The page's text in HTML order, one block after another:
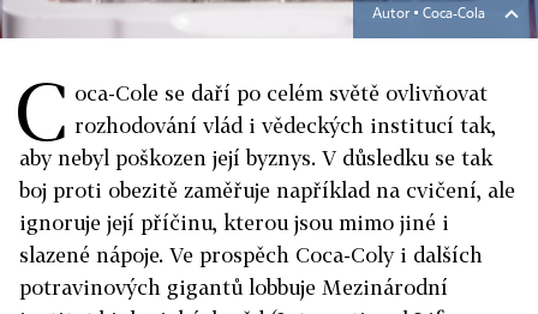
Autor ▪ Coca-Cola
C oca-Cole se daří po celém světě ovlivňovat
rozhodování vlád i vědeckých institucí tak,
aby nebyl poškozen její byznys. V důsledku se tak
boj proti obezitě zaměřuje například na cvičení, ale
ignoruje její příčinu, kterou jsou mimo jiné i
slazené nápoje. Ve prospěch Coca-Coly i dalších
potravinových gigantů lobbuje Mezinárodní